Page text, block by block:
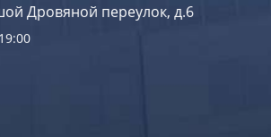
Дровяной переулок, д.6